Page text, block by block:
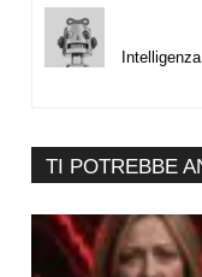
TI POTREBBE